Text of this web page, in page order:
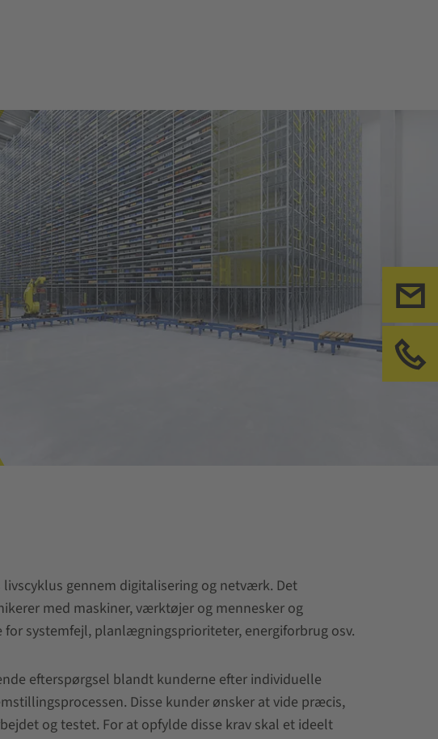
gennem digitalisering og netværk. Det
med maskiner, værktøjer og mennesker og
systemfejl, planlægningsprioriteter, energiforbrug osv.
efterspørgsel blandt kunderne efter individuelle
Disse kunder ønsker at vide præcis,
og testet. For at opfylde disse krav skal et ideelt